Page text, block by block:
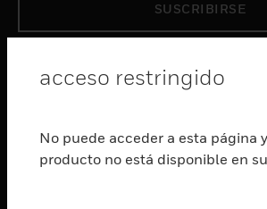
SUSCRIBIRSE
Cambiar vista
SERVICIOS
acceso restringido
No puede acceder a esta página
producto no está disponible en